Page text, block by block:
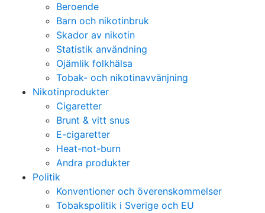
Beroende
Barn och nikotinbruk
Skador av nikotin
Statistik användning
Ojämlik folkhälsa
Tobak- och nikotinavvänjning
Nikotinprodukter
Cigaretter
Brunt & vitt snus
E-cigaretter
Heat-not-burn
Andra produkter
Politik
Konventioner och överenskommelser
Tobakspolitik i Sverige och EU